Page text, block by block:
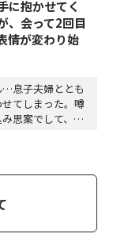
に抱かせてく
、会って2回目
情が変わり始
…息子夫婦ととも
てしまった。噂
思案でして、身
、ず…